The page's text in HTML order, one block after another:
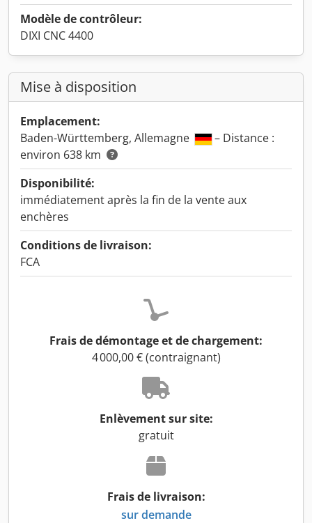
Modèle de contrôleur:
DIXI CNC 4400
Mise à disposition
Emplacement:
Baden-Württemberg, Allemagne
– Distance :
environ 638 km
Disponibilité:
immédiatement après la fin de la vente aux
enchères
Conditions de livraison:
FCA
Frais de démontage et de chargement:
4 000,00 € (contraignant)
Enlèvement sur site:
gratuit
Frais de livraison:
sur demande